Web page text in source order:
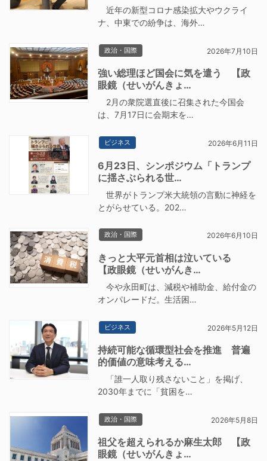
近年の新型コロナ感染拡大やウクライ
ナ、中東での紛争は、海外…
政治・国際 2026年7月10日
強い総理ほど国会に気を遣う 【政
眼鏡（せいがんきょ…
2月の衆院選直後に召集された今国会
は、7月17日に会期末を…
ビジネス 2026年6月11日
6月23日、シンポジウム「トランプ
に揺さぶられる世…
世界がトランプ米大統領の言動に神経を
とがらせている。202…
政治・国際 2026年6月10日
きっと大平元首相は泣いている
【政眼鏡（せいがんき…
今や永田町は、減税や補助金、給付金の
オンパレードだ。生活困…
ビジネス 2026年5月12日
持続可能な循環型社会を推進 普遍
的価値の意味考える…
「誰一人取り残さないこと」を掲げ、
2030年までに「貧困を…
政治・国際 2026年5月8日
祖父を超えられるか麻生太郎 【政
眼鏡（せいがんきょ…